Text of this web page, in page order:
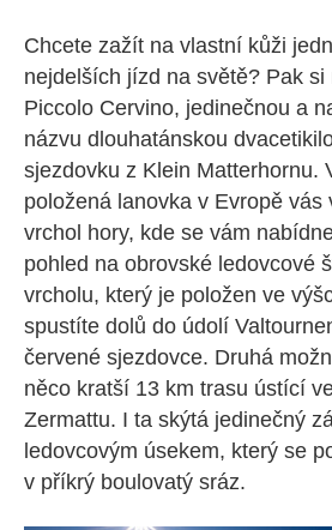
Chcete zažít na vlastní kůži
nejdelších jízd na světě? Pak
Piccolo Cervino, jedinečnou a
názvu dlouhatánskou
sjezdovku z Klein Matterhornu.
položená lanovka v Evropě vás
vrchol hory, kde se vám
pohled na obrovské ledovcové
vrcholu, který je položen ve
spustíte dolů do údolí
červené sjezdovce. Druhá
něco kratší 13 km trasu ústící
Zermattu. I ta skýtá jedinečný
ledovcovým úsekem, který se
v příkrý boulovatý sráz.